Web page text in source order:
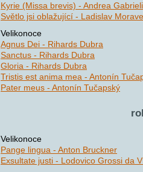
Kyrie (Missa brevis) - Andrea Gabrieli
Světlo jsi oblažující - Ladislav
Velikonoce
Agnus Dei - Rihards Dubra
Sanctus - Rihards Dubra
Gloria - Rihards Dubra
Tristis est anima mea - Antonín
Pater meus - Antonín Tučapský
Velikonoce
Pange lingua - Anton Bruckner
Exsultate justi - Lodovico Grossi da